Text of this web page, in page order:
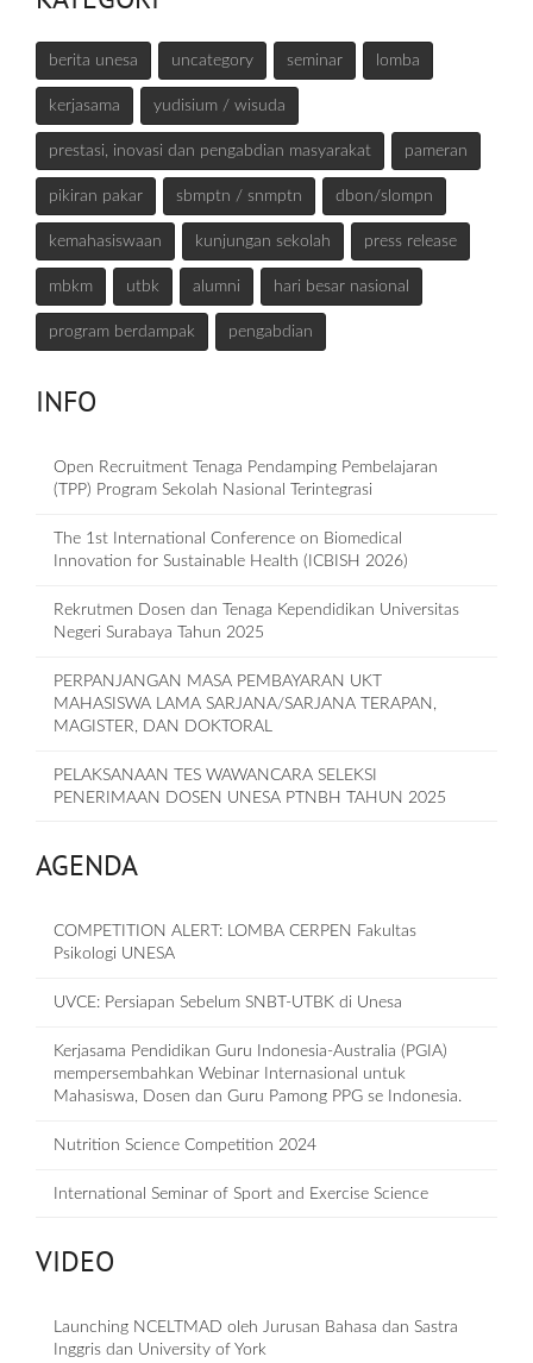
berita unesa uncategory seminar lomba
kerjasama yudisium / wisuda
prestasi, inovasi dan pengabdian masyarakat pameran
pikiran pakar sbmptn / snmptn dbon/slompn
kemahasiswaan kunjungan sekolah press release
mbkm utbk alumni hari besar nasional
program berdampak pengabdian
INFO
Open Recruitment Tenaga Pendamping Pembelajaran
(TPP) Program Sekolah Nasional Terintegrasi
The 1st International Conference on Biomedical
Innovation for Sustainable Health (ICBISH 2026)
Rekrutmen Dosen dan Tenaga Kependidikan Universitas
Negeri Surabaya Tahun 2025
PERPANJANGAN MASA PEMBAYARAN UKT
MAHASISWA LAMA SARJANA/SARJANA TERAPAN,
MAGISTER, DAN DOKTORAL
PELAKSANAAN TES WAWANCARA SELEKSI
PENERIMAAN DOSEN UNESA PTNBH TAHUN 2025
AGENDA
COMPETITION ALERT: LOMBA CERPEN Fakultas
Psikologi UNESA
UVCE: Persiapan Sebelum SNBT-UTBK di Unesa
Kerjasama Pendidikan Guru Indonesia-Australia (PGIA)
mempersembahkan Webinar Internasional untuk
Mahasiswa, Dosen dan Guru Pamong PPG se Indonesia.
Nutrition Science Competition 2024
International Seminar of Sport and Exercise Science
VIDEO
Launching NCELTMAD oleh Jurusan Bahasa dan Sastra
Inggris dan University of York